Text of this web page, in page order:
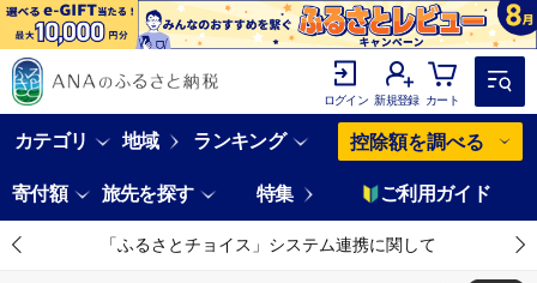
ログイン 新規登録 カート
カテゴリ 地域 ランキング 控除額を調べる
寄付額 旅先を探す 特集 ご利用ガイド
「ふるさとチョイス」システム連携に関して